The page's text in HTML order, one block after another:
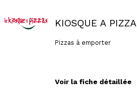
KIOSQUE A PIZZA
Pizzas à emporter
Voir la fiche détaillée